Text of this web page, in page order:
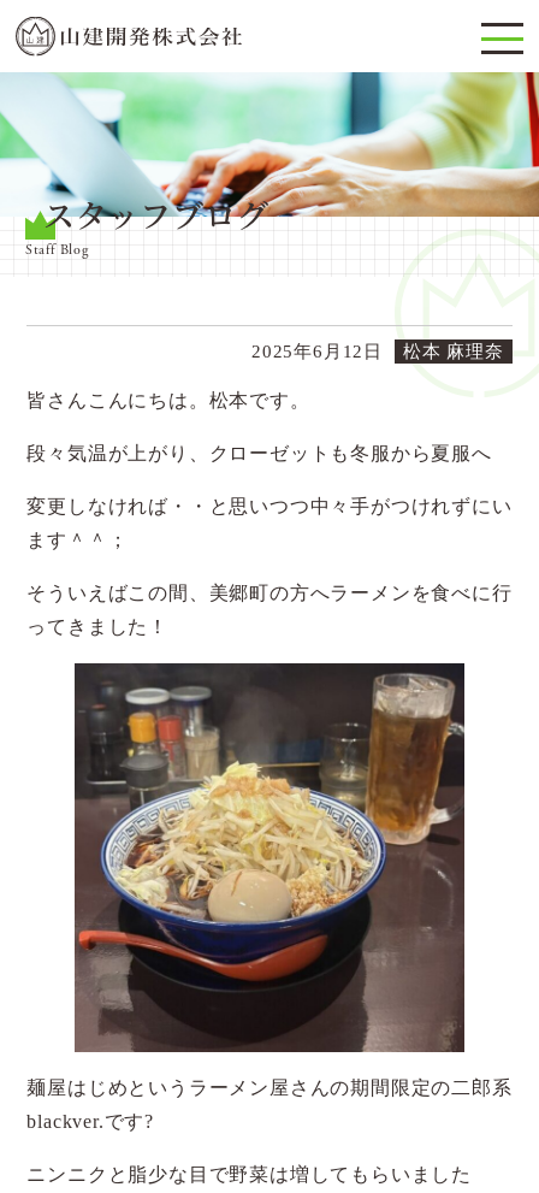
スタッフブログ
Staff Blog
2025年6月12日 松本 麻理奈
皆さんこんにちは。松本です。
段々気温が上がり、クローゼットも冬服から夏服へ
変更しなければ・・と思いつつ中々手がつけれずにい
ます＾＾；
そういえばこの間、美郷町の方へラーメンを食べに行
ってきました！
麺屋はじめというラーメン屋さんの期間限定の二郎系
blackver.です?
ニンニクと脂少な目で野菜は増してもらいました